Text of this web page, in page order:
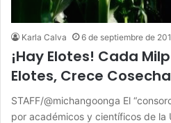
Karla Calva 6 de septiembre de
¡Hay Elotes! Cada
Elotes, Crece
STAFF/@michangoonga El
por académicos y científicos de la